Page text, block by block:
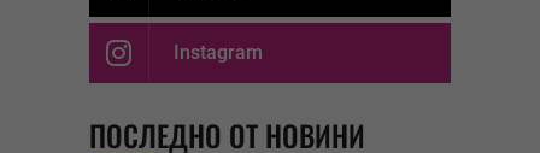
Instagram
ПОСЛЕДНО ОТ НОВИНИ